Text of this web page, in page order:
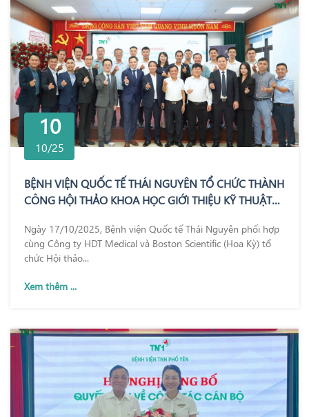
10
10/25
BỆNH VIỆN QUỐC TẾ THÁI NGUYÊN TỔ CHỨC THÀNH
CÔNG HỘI THẢO KHOA HỌC GIỚI THIỆU KỸ THUẬT
TUYẾN TIỀN LIỆT
Ngày 17/10/2025, Bệnh viện Quốc tế Thái Nguyên phối hợp
cùng Công ty HDT Medical và Boston Scientific (Hoa Kỳ) tổ
chức Hội thảo...
Xem thêm ...